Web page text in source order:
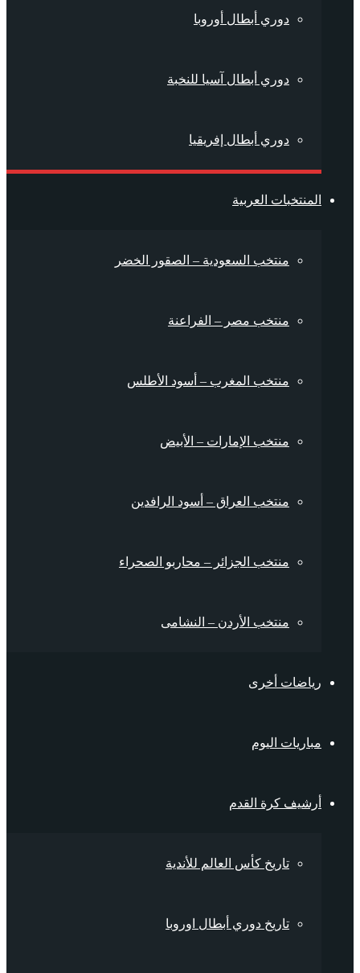
دوري أبطال أوروبا
دوري أبطال آسيا للنخبة
دوري أبطال إفريقيا
المنتخبات العربية
منتخب السعودية – الصقور الخضر
منتخب مصر – الفراعنة
منتخب المغرب – أسود الأطلس
منتخب الإمارات – الأبيض
منتخب العراق – أسود الرافدين
منتخب الجزائر – محاربو الصحراء
منتخب الأردن – النشامى
رياضات أخرى
مباريات اليوم
أرشيف كرة القدم
تاريخ كأس العالم للأندية
تاريخ دوري أبطال اوروبا